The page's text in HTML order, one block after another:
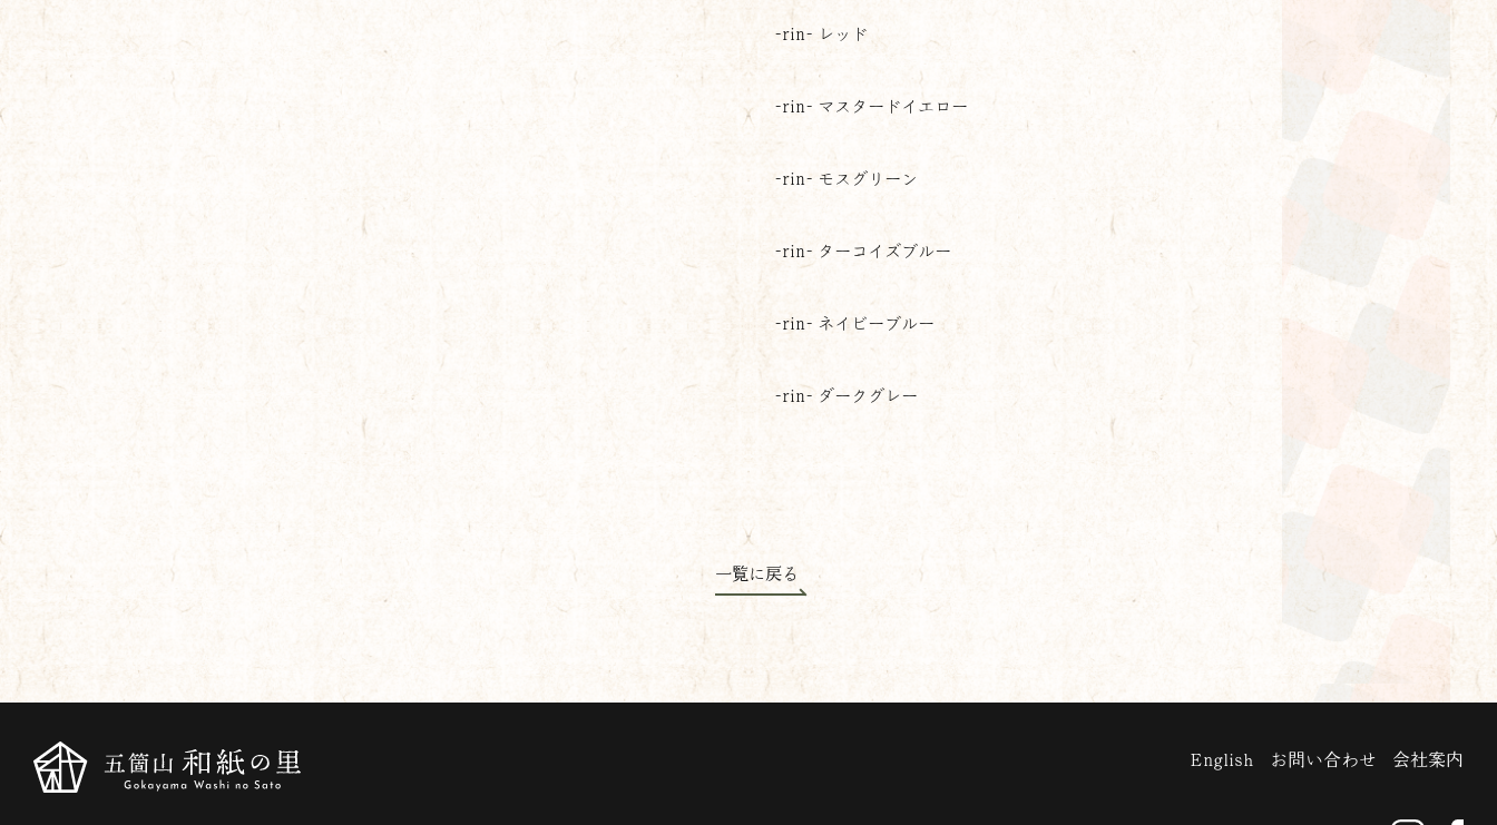
-rin- レッド
-rin- マスタードイエロー
-rin- モスグリーン
-rin- ターコイズブルー
-rin- ネイビーブルー
-rin- ダークグレー
一覧に戻る
English お問い合わせ 会社案内